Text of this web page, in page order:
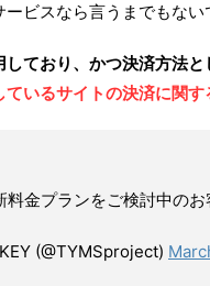
ビスなら言うまでもない
ており、かつ決済方法
ているサイトの決済に関
料金プランをご検討中の
(@TYMSproject)